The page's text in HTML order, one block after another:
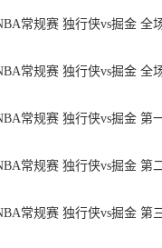
常规赛 独行侠vs掘金 全
常规赛 独行侠vs掘金 全
常规赛 独行侠vs掘金 第
常规赛 独行侠vs掘金 第
常规赛 独行侠vs掘金 第